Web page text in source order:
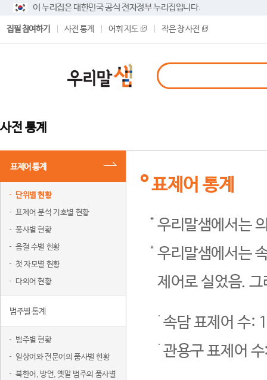
이 누리집은 대한민국 공식 전자정부 누리집입니다.
집필 참여하기 사전 통계 어휘 지도 작은 창 사전
사전 통계
표제어 통계
단위별 현황
표제어 분석 기호별 현황
품사별 현황
음절 수별 현황
첫 자모별 현황
다의어 현황
범주별 통계
범주별 현황
일상어와 전문어의 품사별 현황
북한어, 방언, 옛말 범주의 품사별
표제어 통계
우리말샘에서는
우리말샘에서는
제어로 실었음.
속담 표제어 수:
관용구 표제어